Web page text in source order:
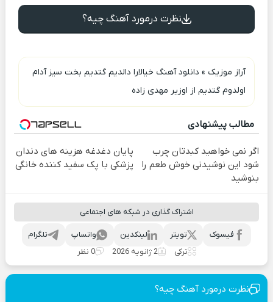
نظرت درمورد آهنگ چیه؟
آراز موزیک » دانلود آهنگ خیالارا دالدیم گتدیم بخت سیز آدام
اولدوم گتدیم از اوزیر مهدی زاده
مطالب پیشنهادی
اگر نمی خواهید کبدتان چرب
شود این نوشیدنی خوش طعم را
بنوشید
پایان دغدغه هزینه های دندان
پزشکی با پک سفید کننده خانگی
اشتراک گذاری در شبکه های اجتماعی
تلگرام واتساپ لینکدین تویتر
فیسوک
ترکی
2 ژانویه 2026 0 نظر
نظرت درمورد آهنگ چیه؟